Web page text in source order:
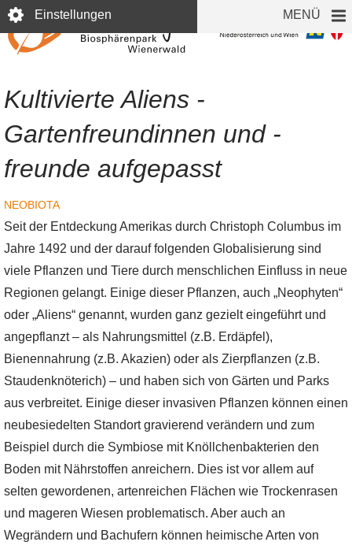
Direkt
zum
Inhalt
Einstellungen MENÜ
Kultivierte Aliens -
Gartenfreundinnen und -
freunde aufgepasst
NEOBIOTA
Seit der Entdeckung Amerikas durch Christoph Columbus im
Jahre 1492 und der darauf folgenden Globalisierung sind
viele Pflanzen und Tiere durch menschlichen Einfluss in neue
Regionen gelangt. Einige dieser Pflanzen, auch „Neophyten“
oder „Aliens“ genannt, wurden ganz gezielt eingeführt und
angepflanzt – als Nahrungsmittel (z.B. Erdäpfel),
Bienennahrung (z.B. Akazien) oder als Zierpflanzen (z.B.
Staudenknöterich) – und haben sich von Gärten und Parks
aus verbreitet. Einige dieser invasiven Pflanzen können einen
neubesiedelten Standort gravierend verändern und zum
Beispiel durch die Symbiose mit Knöllchenbakterien den
Boden mit Nährstoffen anreichern. Dies ist vor allem auf
selten gewordenen, artenreichen Flächen wie Trockenrasen
und mageren Wiesen problematisch. Aber auch an
Wegrändern und Bachufern können heimische Arten von